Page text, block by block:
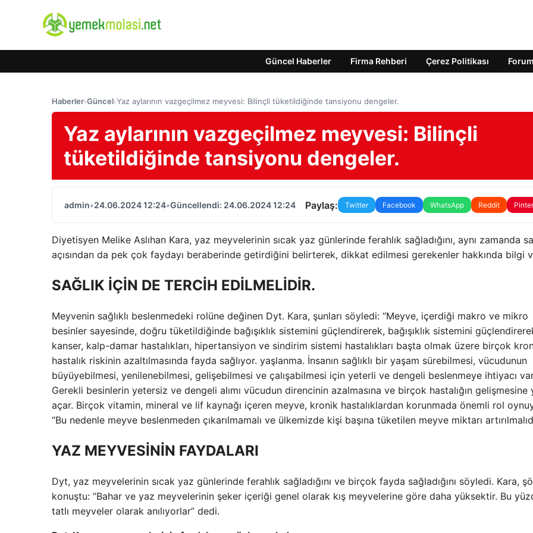
Güncel Haberler Firma Rehberi Çerez Politikası Forum
Haberler›Güncel›Yaz aylarının vazgeçilmez meyvesi: Bilinçli tüketildiğinde tansiyonu dengeler.
Yaz aylarının vazgeçilmez meyvesi: Bilinçli
tüketildiğinde tansiyonu dengeler.
admin•24.06.2024 12:24•Güncellendi: 24.06.2024 12:24 Paylaş: Twitter Facebook WhatsApp Reddit
Diyetisyen Melike Aslıhan Kara, yaz meyvelerinin sıcak yaz günlerinde ferahlık sağladığını, aynı zamanda
açısından da pek çok faydayı beraberinde getirdiğini belirterek, dikkat edilmesi gerekenler hakkında bilgi
SAĞLIK İÇİN DE TERCİH EDİLMELİDİR.
Meyvenin sağlıklı beslenmedeki rolüne değinen Dyt. Kara, şunları söyledi: “Meyve, içerdiği makro ve mikro
besinler sayesinde, doğru tüketildiğinde bağışıklık sistemini güçlendirerek, bağışıklık sistemini
kanser, kalp-damar hastalıkları, hipertansiyon ve sindirim sistemi hastalıkları başta olmak üzere birçok
hastalık riskinin azaltılmasında fayda sağlıyor. yaşlanma. İnsanın sağlıklı bir yaşam sürebilmesi, vücudunun
büyüyebilmesi, yenilenebilmesi, gelişebilmesi ve çalışabilmesi için yeterli ve dengeli beslenmeye ihtiyacı
Gerekli besinlerin yetersiz ve dengeli alımı vücudun direncinin azalmasına ve birçok hastalığın gelişmesine
açar. Birçok vitamin, mineral ve lif kaynağı içeren meyve, kronik hastalıklardan korunmada önemli rol
“Bu nedenle meyve beslenmeden çıkarılmamalı ve ülkemizde kişi başına tüketilen meyve miktarı
YAZ MEYVESİNİN FAYDALARI
Dyt, yaz meyvelerinin sıcak yaz günlerinde ferahlık sağladığını ve birçok fayda sağladığını söyledi. Kara,
konuştu: “Bahar ve yaz meyvelerinin şeker içeriği genel olarak kış meyvelerine göre daha yüksektir. Bu
tatlı meyveler olarak anılıyorlar” dedi.